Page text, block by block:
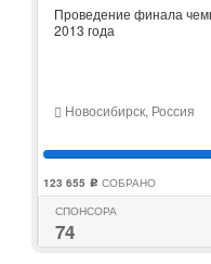
Проведение финала
2013 года
Новосибирск, Россия
123 655 c СОБРАНО
СПОНСОРА
74